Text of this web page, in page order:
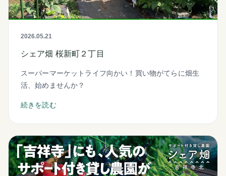
2026.05.21
シェア畑 桜新町２丁目
スーパーマーケットライフ向かい！買い物がてらに畑生
活、始めませんか？
続きを読む